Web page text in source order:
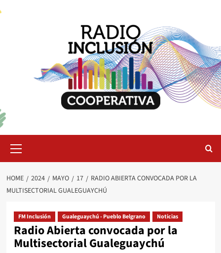
Menu
HOME 2024 MAYO 17
RADIO ABIERTA CONVOCADA POR LA
MULTISECTORIAL GUALEGUAYCHÚ
FM Inclusión Gualeguaychú - Pueblo Belgrano Noticias
Radio Abierta convocada por la
Multisectorial Gualeguaychú